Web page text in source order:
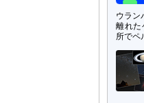
ウラン
離れた
所でペ